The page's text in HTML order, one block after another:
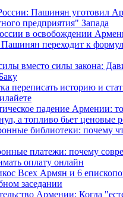
Пашинян уготовил
предприятия" Запада
в освобождении
переходит к
вместо силы закона:
переписать историю и
падение Армении:
а топливо бьет ценовые
библиотеки: почему
платежи: почему
оплату онлайн
Всех Армян и 6
заседании
Армении: Когда